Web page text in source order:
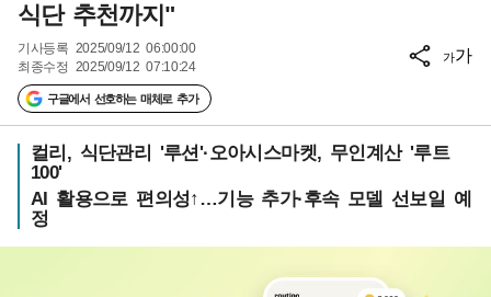
식단 추천까지"
기사등록 2025/09/12 06:00:00
최종수정 2025/09/12 07:10:24
구글에서 선호하는 매체로 추가
가가
컬리, 식단관리 '루션'·오아시스마켓, 무인계산 '루트
100'
AI 활용으로 편의성↑…기능 추가·후속 모델 선보일 예
정